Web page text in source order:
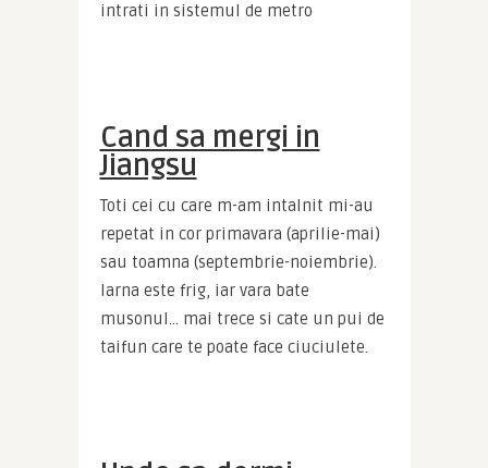
intrati in sistemul de metro
Cand sa mergi in
Jiangsu
Toti cei cu care m-am intalnit mi-au
repetat in cor primavara (aprilie-mai)
sau toamna (septembrie-noiembrie).
Iarna este frig, iar vara bate
musonul… mai trece si cate un pui de
taifun care te poate face ciuciulete.